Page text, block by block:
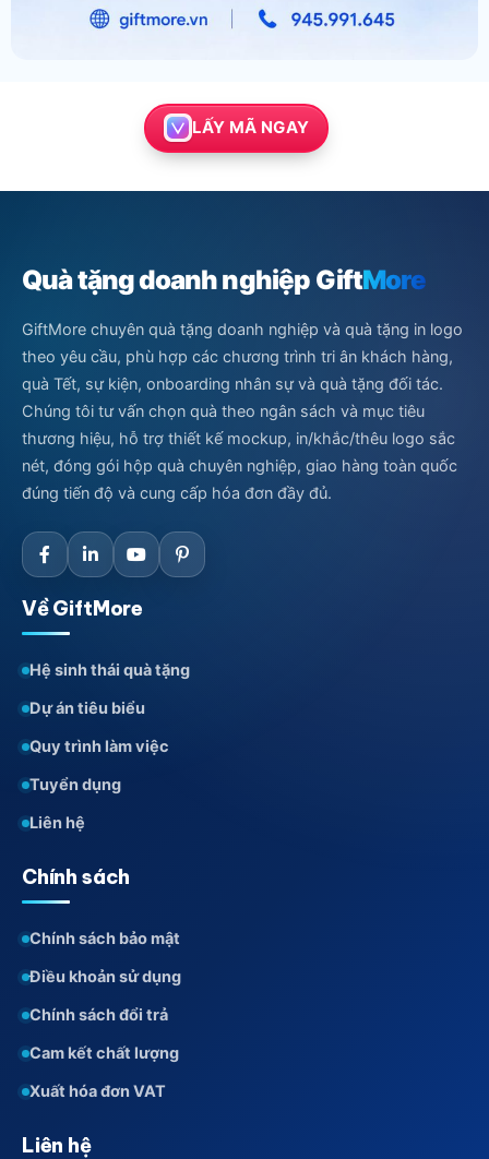
LẤY MÃ NGAY
Quà tặng doanh nghiệp GiftMore
GiftMore chuyên quà tặng doanh nghiệp và quà tặng in logo
theo yêu cầu, phù hợp các chương trình tri ân khách hàng,
quà Tết, sự kiện, onboarding nhân sự và quà tặng đối tác.
Chúng tôi tư vấn chọn quà theo ngân sách và mục tiêu
thương hiệu, hỗ trợ thiết kế mockup, in/khắc/thêu logo sắc
nét, đóng gói hộp quà chuyên nghiệp, giao hàng toàn quốc
đúng tiến độ và cung cấp hóa đơn đầy đủ.
Về GiftMore
Hệ sinh thái quà tặng
Dự án tiêu biểu
Quy trình làm việc
Tuyển dụng
Liên hệ
Chính sách
Chính sách bảo mật
Điều khoản sử dụng
Chính sách đổi trả
Cam kết chất lượng
Xuất hóa đơn VAT
Liên hệ